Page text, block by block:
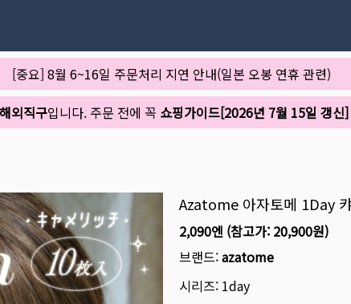
[중요] 8월 6~16일 주문처리 지연 안내(일본 오봉 연휴 관련)
해외직구입니다. 주문 전에 꼭 쇼핑가이드[2026년 7월 15일 갱신]
Azatome 아자토메 1Day
2,090엔 (참고가: 20,900원)
브랜드:azatome
시리즈: 1day